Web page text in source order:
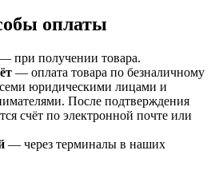
оплаты
при получении товара.
— оплата товара по безналичному
юридическими лицами и
После подтверждения
счёт по электронной почте или
— через терминалы в наших